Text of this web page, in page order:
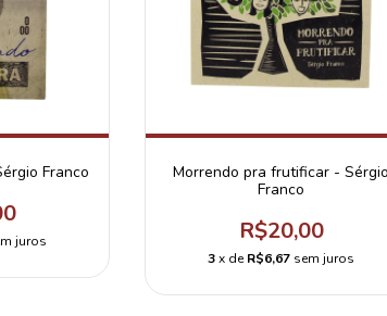
Franco
juros
Morrendo pra frutificar - Sérgio
Franco
R$20,00
3x deR$6,67 sem juros